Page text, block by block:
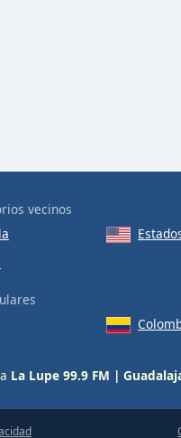
vecinos
La Lupe 99.9 FM |